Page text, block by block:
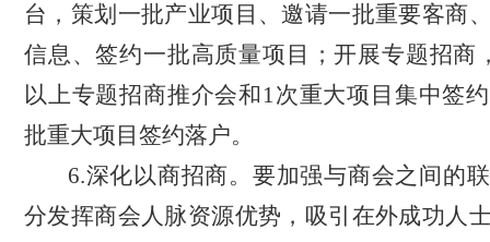
台，策划一批产业项目、邀请一批重要客商
信息、签约一批高质量项目；开展专题招商
以上专题招商推介会和1次重大项目集中签
批重大项目签约落户。
6.深化以商招商。要加强与商会之间的
分发挥商会人脉资源优势，吸引在外成功人